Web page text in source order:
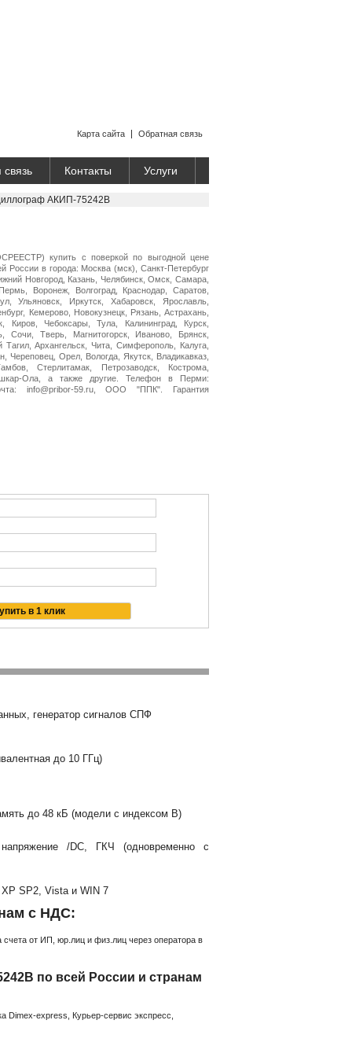
Обратная связь
Карта сайта
Контакты Услуги
АКИП-75242B
купить с поверкой по выгодной цене
России в города: Москва (мск), Санкт-Петербург
Новгород, Казань, Челябинск, Омск, Самара,
Воронеж, Волгоград, Краснодар, Саратов,
Ульяновск, Иркутск, Хабаровск, Ярославль,
Кемерово, Новокузнецк, Рязань, Астрахань,
Чебоксары, Тула, Калининград, Курск,
Сочи, Тверь, Магнитогорск, Иваново, Брянск,
Архангельск, Чита, Симферополь, Калуга,
Череповец, Орел, Вологда, Якутск, Владикавказ,
Стерлитамак, Петрозаводск, Кострома,
Ола, а также другие. Телефон в Перми:
info@pribor-59.ru, ООО "ППК". Гарантия
генератор сигналов СПФ
до 10 ГГц)
до 48 кБ (модели с индексом B)
напряжение /DC, ГКЧ (одновременно с
SP2, Vista и WIN 7
с НДС:
от ИП, юр.лиц и физ.лиц через оператора в
по всей России и странам
Dimex-express, Курьер-сервис экспресс,